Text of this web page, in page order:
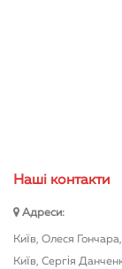
Нашi контакти
Адреси:
Київ, Олеся
Київ, Сергія